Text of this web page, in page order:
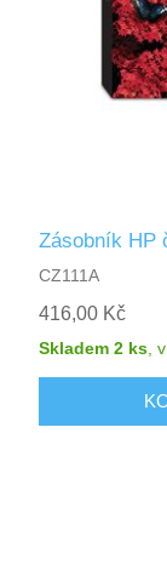
Zásobník HP
CZ111A
416,00 Kč
Skladem 2 ks ,